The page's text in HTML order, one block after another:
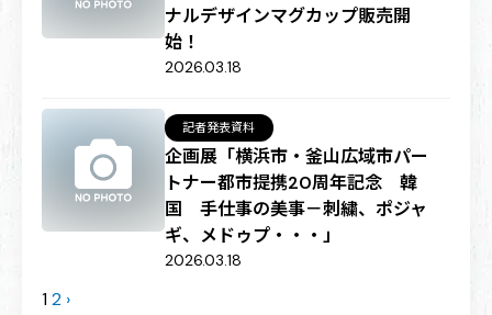
ナルデザインマグカップ販売開
始！
2026.03.18
企画展「横浜市・釜山広域市パー
トナー都市提携20周年記念 韓
国 手仕事の美事－刺繍、ポジャ
ギ、メドゥプ・・・」
記者発表資料
2026.03.18
1 2 ›